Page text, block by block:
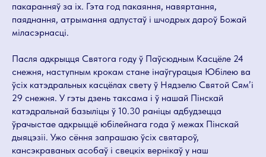
пакаранняў за іх. Гэта год пакаяння, навяртання,
паяднання, атрымання адпустаў і шчодрых дароў Божай
міласэрнасці.
Пасля адкрыцця Святога году ў Паўсюдным Касцёле 24
снежня, наступным крокам стане інаўгурацыя Юбілею ва
ўсіх катэдральных касцёлах свету ў Нядзелю Святой Сям’і
29 снежня. У гэты дзень таксама і ў нашай Пінскай
катэдральнай базыліцы ў 10.30 раніцы адбудзецца
ўрачыстае адкрыццё юбілейнага года ў межах Пінскай
дыяцэзіі. Ужо сёння запрашаю ўсіх святароў,
кансэкраваных асобаў і свецкіх вернікаў у наш